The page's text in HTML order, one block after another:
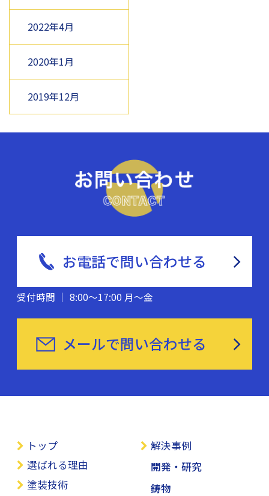
2022年4月
2020年1月
2019年12月
お電話で問い合わせる
受付時間 ｜ 8:00〜17:00 月〜金
メールで問い合わせる
トップ
選ばれる理由
塗装技術
解決事例
開発・研究
鋳物